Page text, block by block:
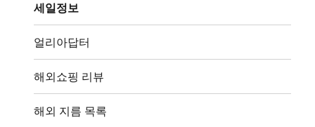
장
세일정보
얼리아답터
해외쇼핑 리뷰
해외 지름 목록